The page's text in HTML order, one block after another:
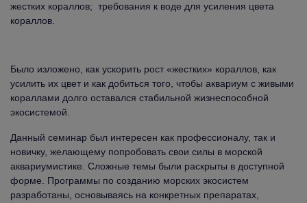
жестких кораллов; требования к воде для усиления цвета
кораллов.
Было изложено, как ускорить рост «жестких» кораллов, как
усилить их цвет и как добиться того, чтобы аквариум с живыми
кораллами долго оставался стабильной жизнеспособной
экосистемой.
Данный семинар был интересен как профессионалу, так и
новичку, желающему попробовать свои силы в морской
аквариумистике. Сложные темы были раскрыты в доступной
форме. Программы по созданию морских экосистем
разработаны, основываясь на конкретных препаратах,